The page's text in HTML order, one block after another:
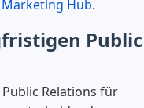
Hub.
Public
Relations für